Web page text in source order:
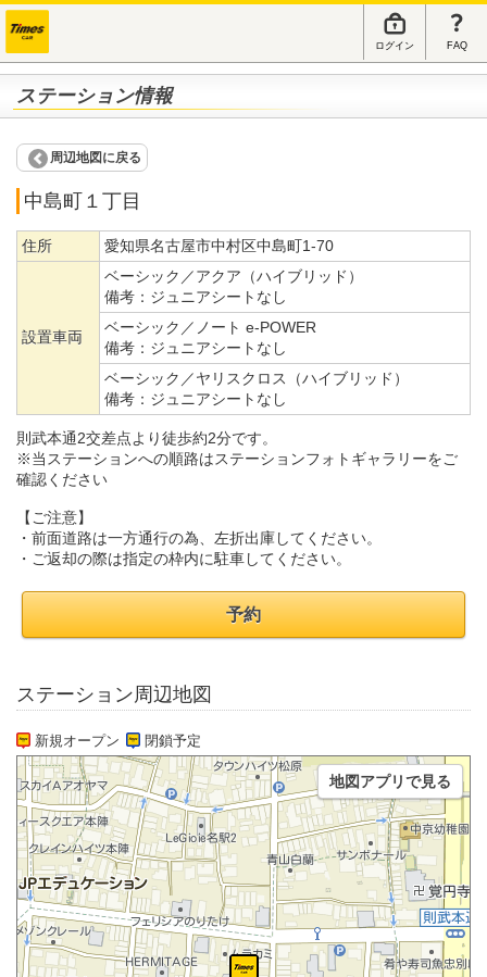
ログイン FAQ
ステーション情報
周辺地図に戻る
中島町１丁目
住所 愛知県名古屋市中村区中島町1-70
設置車両
ベーシック／アクア（ハイブリッド）
備考： ジュニアシートなし
ベーシック／ノート e-POWER
備考： ジュニアシートなし
ベーシック／ヤリスクロス（ハイブリッド）
備考： ジュニアシートなし
則武本通2交差点より徒歩約2分です。
※当ステーションへの順路はステーションフォトギャラリーをご
確認ください
【ご注意】
・前面道路は一方通行の為、左折出庫してください。
・ご返却の際は指定の枠内に駐車してください。
予約
ステーション周辺地図
新規オープン 閉鎖予定
地図アプリで見る